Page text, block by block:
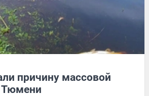
причину массовой
Тюмени